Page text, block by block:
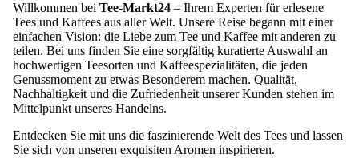
Willkommen bei Tee-Markt24 – Ihrem Experten für erlesene
Tees und Kaffees aus aller Welt. Unsere Reise begann mit einer
einfachen Vision: die Liebe zum Tee und Kaffee mit anderen zu
teilen. Bei uns finden Sie eine sorgfältig kuratierte Auswahl an
hochwertigen Teesorten und Kaffeespezialitäten, die jeden
Genussmoment zu etwas Besonderem machen. Qualität,
Nachhaltigkeit und die Zufriedenheit unserer Kunden stehen im
Mittelpunkt unseres Handelns.
Entdecken Sie mit uns die faszinierende Welt des Tees und lassen
Sie sich von unseren exquisiten Aromen inspirieren.